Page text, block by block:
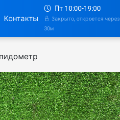
Контакты
Пт 10:00-19:00
Закрыто, откроется через
30м